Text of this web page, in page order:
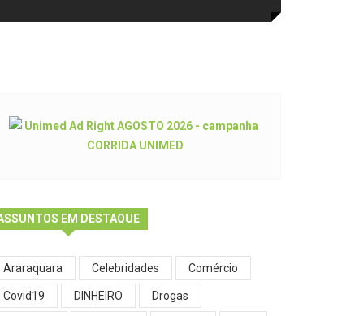
EM DESTAQUE
Araraquara Celebridades Comércio
Covid19 DINHEIRO Drogas